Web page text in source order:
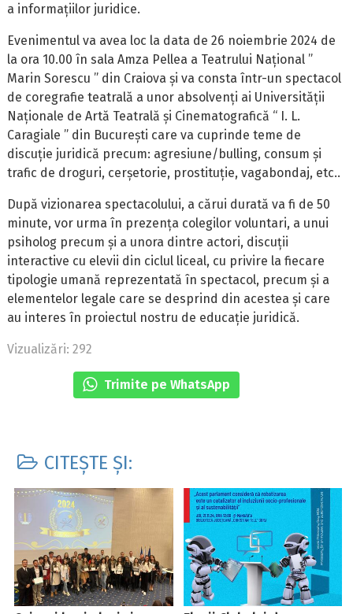
a informațiilor juridice.
Evenimentul va avea loc la data de 26 noiembrie 2024 de
la ora 10.00 în sala Amza Pellea a Teatrului Național ”
Marin Sorescu ” din Craiova și va consta într-un spectacol
de coregrafie teatrală a unor absolvenți ai Universității
Naționale de Artă Teatrală și Cinematografică “ I. L.
Caragiale ” din București care va cuprinde teme de
discuție juridică precum: agresiune/bulling, consum și
trafic de droguri, cerșetorie, prostituție, vagabondaj, etc..
După vizionarea spectacolului, a cărui durată va fi de 50
minute, vor urma în prezența colegilor voluntari, a unui
psiholog precum și a unora dintre actori, discuții
interactive cu elevii din ciclul liceal, cu privire la fiecare
tipologie umană reprezentată în spectacol, precum și a
elementelor legale care se desprind din acestea și care
au interes în proiectul nostru de educație juridică.
Vizualizări: 292
Trimite pe WhatsApp
CITEȘTE ȘI: